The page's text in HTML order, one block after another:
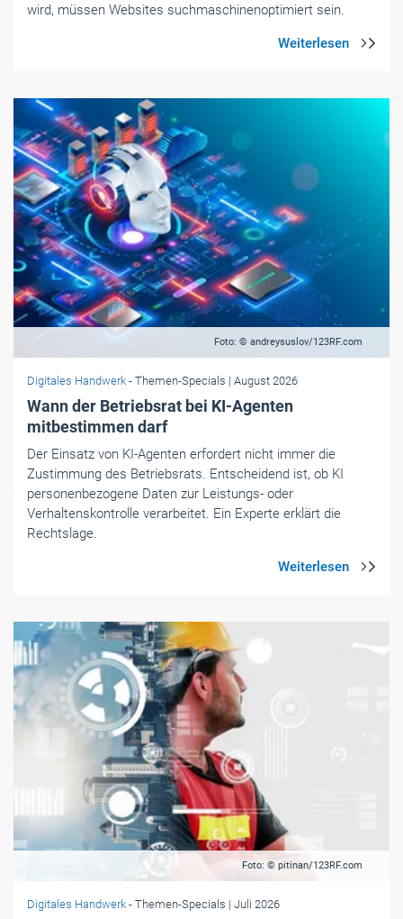
wird, müssen Websites suchmaschinenoptimiert sein.
Foto: © andreysuslov/123RF.com
Digitales Handwerk - Themen-Specials | August 2026
Wann der Betriebsrat bei KI-Agenten
mitbestimmen darf
Der Einsatz von KI-Agenten erfordert nicht immer die
Zustimmung des Betriebsrats. Entscheidend ist, ob KI
personenbezogene Daten zur Leistungs- oder
Verhaltenskontrolle verarbeitet. Ein Experte erklärt die
Rechtslage.
Foto: © pitinan/123RF.com
Digitales Handwerk - Themen-Specials | Juli 2026